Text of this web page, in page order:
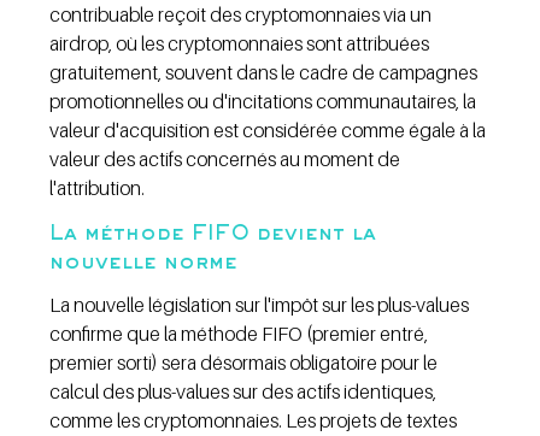
contribuable reçoit des cryptomonnaies via un
airdrop, où les cryptomonnaies sont attribuées
gratuitement, souvent dans le cadre de campagnes
promotionnelles ou d'incitations communautaires, la
valeur d'acquisition est considérée comme égale à la
valeur des actifs concernés au moment de
l'attribution.
La méthode FIFO devient la
nouvelle norme
La nouvelle législation sur l'impôt sur les plus-values
confirme que la méthode FIFO (premier entré,
premier sorti) sera désormais obligatoire pour le
calcul des plus-values sur des actifs identiques,
comme les cryptomonnaies. Les projets de textes